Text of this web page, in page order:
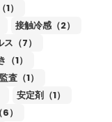
）
接触冷感（2）
（7）
1）
査（1）
安定剤（1）
）